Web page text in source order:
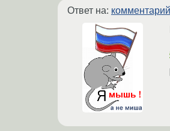
Ответ на: комментарий